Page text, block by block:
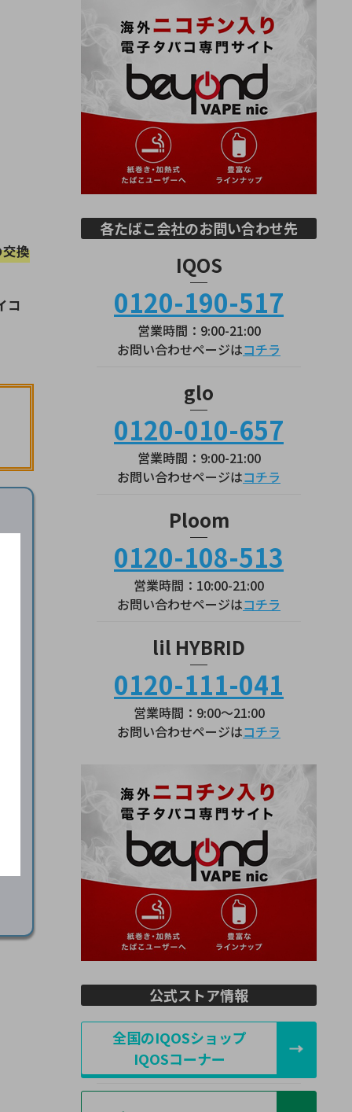
換
コ
各たばこ会社のお問い合わせ先
IQOS
0120-190-517
営業時間：9:00-21:00
お問い合わせページはコチラ
glo
0120-010-657
営業時間：9:00-21:00
お問い合わせページはコチラ
Ploom
0120-108-513
営業時間：10:00-21:00
お問い合わせページはコチラ
lil HYBRID
0120-111-041
営業時間：9:00～21:00
お問い合わせページはコチラ
公式ストア情報
全国のIQOSショップ
IQOSコーナー